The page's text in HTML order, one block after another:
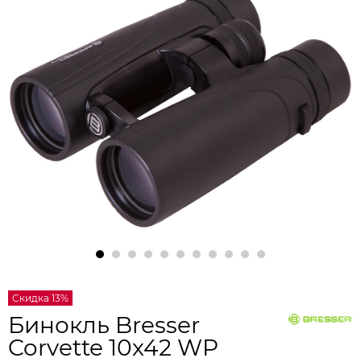
Скидка 13%
Бинокль Bresser
Corvette 10x42 WP